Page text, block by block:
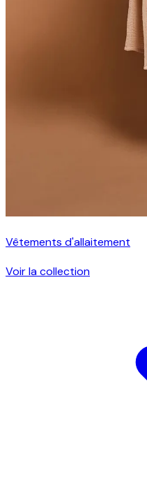
Vêtements d'allaitement
Voir la collection